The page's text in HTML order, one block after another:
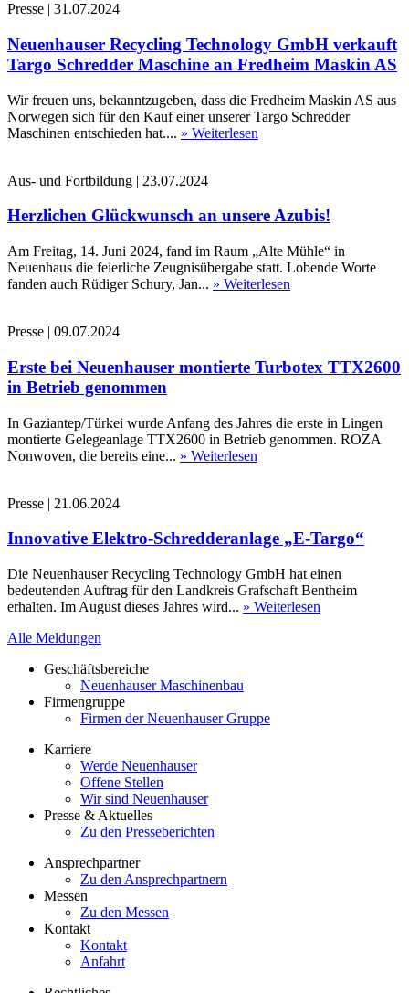
Presse | 31.07.2024
Neuenhauser Recycling Technology GmbH verkauft
Targo Schredder Maschine an Fredheim Maskin AS
Wir freuen uns, bekanntzugeben, dass die Fredheim Maskin AS aus
Norwegen sich für den Kauf einer unserer Targo Schredder
Maschinen entschieden hat.... » Weiterlesen
Aus- und Fortbildung | 23.07.2024
Herzlichen Glückwunsch an unsere Azubis!
Am Freitag, 14. Juni 2024, fand im Raum „Alte Mühle“ in
Neuenhaus die feierliche Zeugnisübergabe statt. Lobende Worte
fanden auch Rüdiger Schury, Jan... » Weiterlesen
Presse | 09.07.2024
Erste bei Neuenhauser montierte Turbotex TTX2600
in Betrieb genommen
In Gaziantep/Türkei wurde Anfang des Jahres die erste in Lingen
montierte Gelegeanlage TTX2600 in Betrieb genommen. ROZA
Nonwoven, die bereits eine... » Weiterlesen
Presse | 21.06.2024
Innovative Elektro-Schredderanlage „E-Targo“
Die Neuenhauser Recycling Technology GmbH hat einen
bedeutenden Auftrag für den Landkreis Grafschaft Bentheim
erhalten. Im August dieses Jahres wird... » Weiterlesen
Alle Meldungen
Geschäftsbereiche
Neuenhauser Maschinenbau
Firmengruppe
Firmen der Neuenhauser Gruppe
Karriere
Werde Neuenhauser
Offene Stellen
Wir sind Neuenhauser
Presse & Aktuelles
Zu den Presseberichten
Ansprechpartner
Zu den Ansprechpartnern
Messen
Zu den Messen
Kontakt
Kontakt
Anfahrt